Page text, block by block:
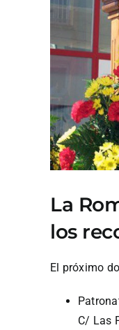
La
los
El próximo
C/ Las